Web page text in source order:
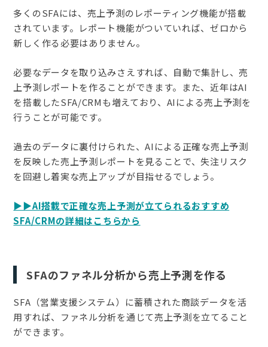
多くのSFAには、売上予測のレポーティング機能が搭載
されています。レポート機能がついていれば、ゼロから
新しく作る必要はありません。
必要なデータを取り込みさえすれば、自動で集計し、売
上予測レポートを作ることができます。また、近年はAI
を搭載したSFA/CRMも増えており、AIによる売上予測を
行うことが可能です。
過去のデータに裏付けられた、AIによる正確な売上予測
を反映した売上予測レポートを見ることで、失注リスク
を回避し着実な売上アップが目指せるでしょう。
▶︎▶︎AI搭載で正確な売上予測が立てられるおすすめ
SFA/CRMの詳細はこちらから
SFAのファネル分析から売上予測を作る
SFA（営業支援システム）に蓄積された商談データを活
用すれば、ファネル分析を通じて売上予測を立てること
ができます。